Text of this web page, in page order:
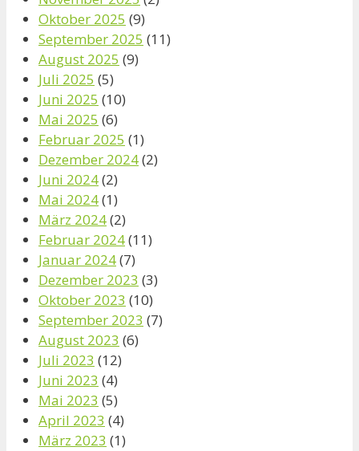
Oktober 2025 (9)
September 2025 (11)
August 2025 (9)
Juli 2025 (5)
Juni 2025 (10)
Mai 2025 (6)
Februar 2025 (1)
Dezember 2024(2)
Juni 2024(2)
Mai 2024(1)
März 2024(2)
Februar 2024(11)
Januar 2024(7)
Dezember 2023 (3)
Oktober 2023 (10)
September 2023 (7)
August 2023 (6)
Juli 2023 (12)
Juni 2023 (4)
Mai 2023 (5)
April 2023 (4)
März 2023 (1)